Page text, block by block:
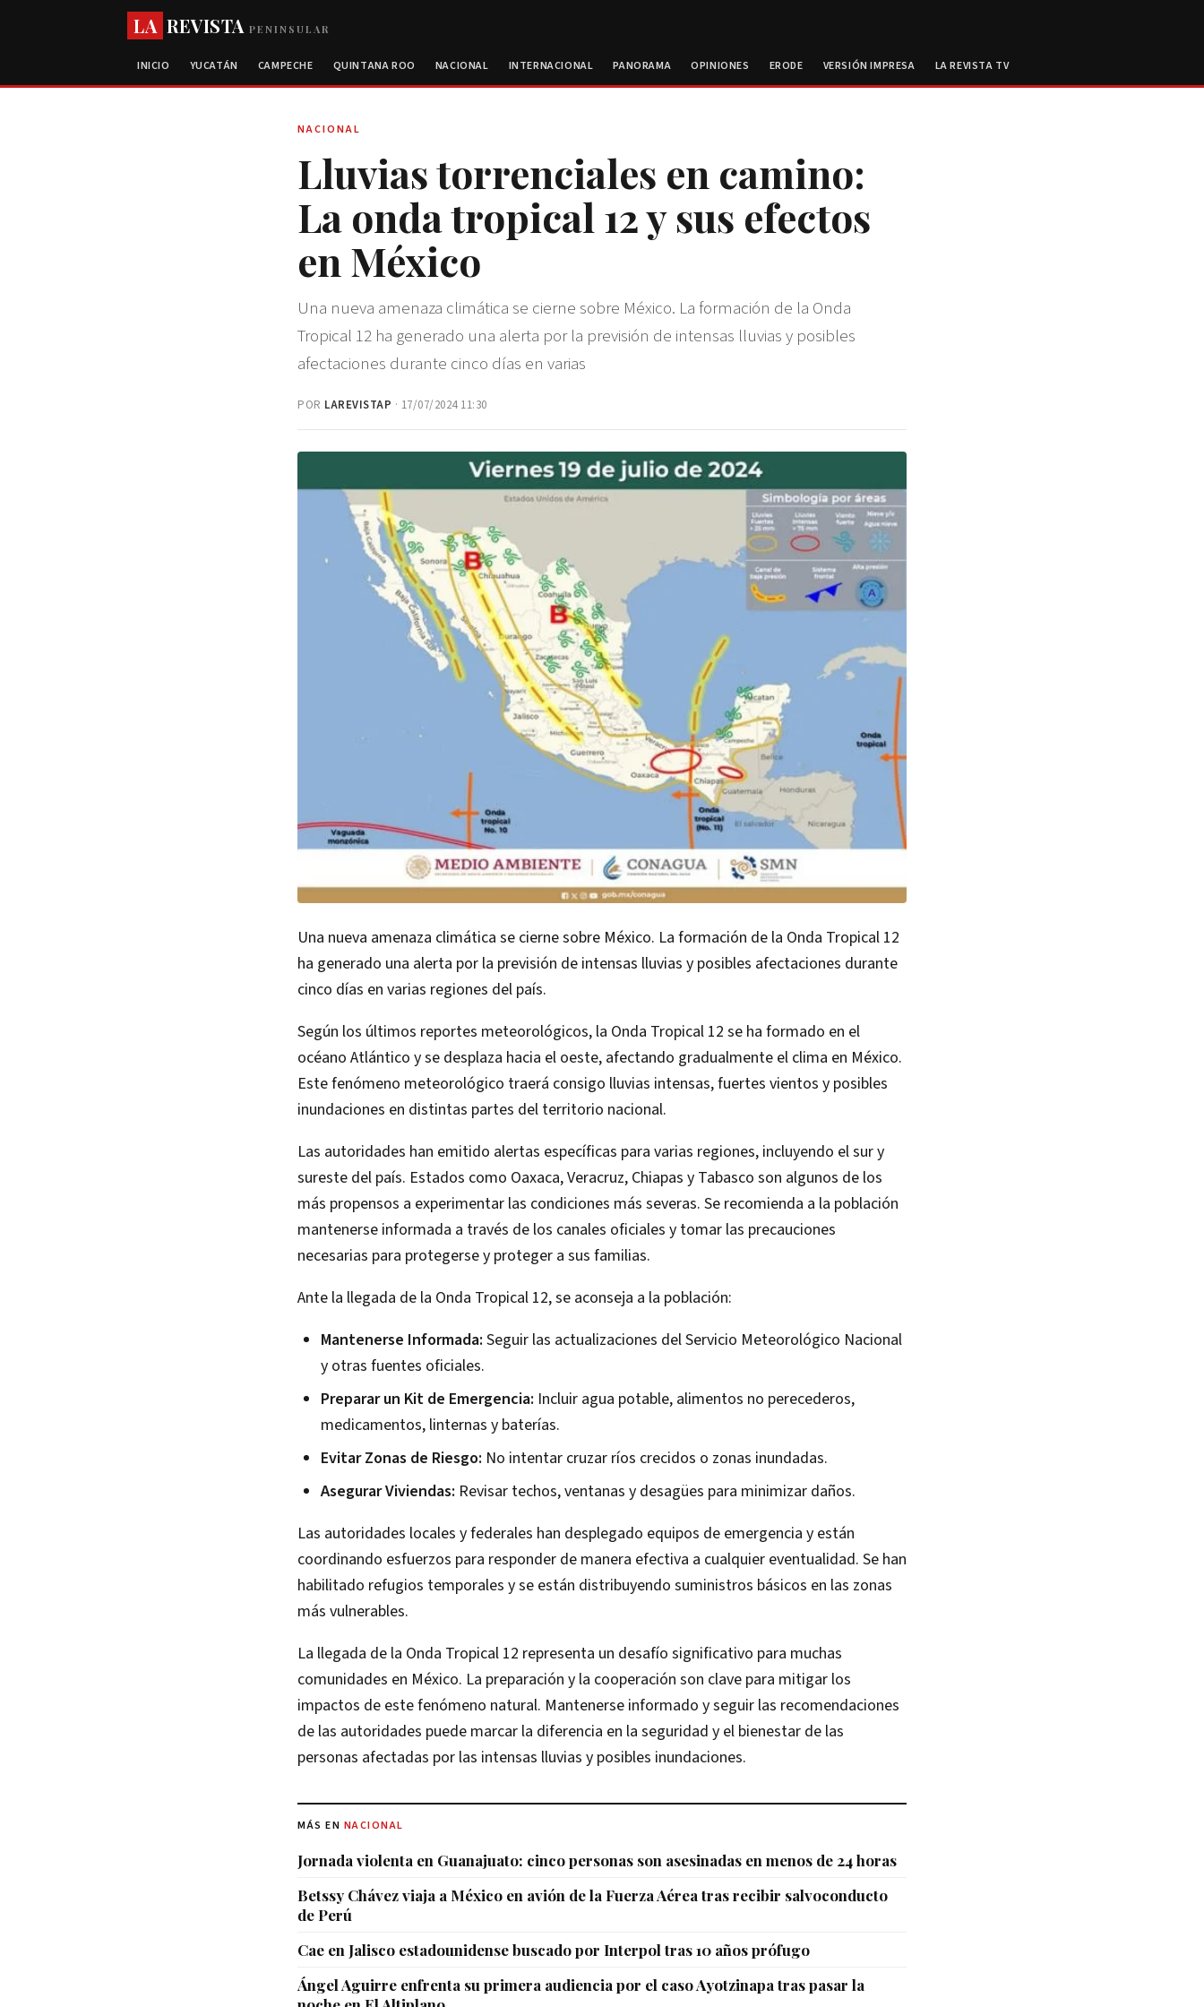
LA REVISTAPENINSULAR
INICIO YUCATÁN CAMPECHE QUINTANA ROO NACIONAL INTERNACIONAL PANORAMA OPINIONES ERODE VERSIÓN IMPRESA LA REVISTA TV
NACIONAL
Lluvias torrenciales en camino:
La onda tropical 12 y sus efectos
en México
Una nueva amenaza climática se cierne sobre México. La formación de la Onda
Tropical 12 ha generado una alerta por la previsión de intensas lluvias y posibles
afectaciones durante cinco días en varias
POR LAREVISTAP · 17/07/2024 11:30
Una nueva amenaza climática se cierne sobre México. La formación de la Onda Tropical 12
ha generado una alerta por la previsión de intensas lluvias y posibles afectaciones durante
cinco días en varias regiones del país.
Según los últimos reportes meteorológicos, la Onda Tropical 12 se ha formado en el
océano Atlántico y se desplaza hacia el oeste, afectando gradualmente el clima en México.
Este fenómeno meteorológico traerá consigo lluvias intensas, fuertes vientos y posibles
inundaciones en distintas partes del territorio nacional.
Las autoridades han emitido alertas específicas para varias regiones, incluyendo el sur y
sureste del país. Estados como Oaxaca, Veracruz, Chiapas y Tabasco son algunos de los
más propensos a experimentar las condiciones más severas. Se recomienda a la población
mantenerse informada a través de los canales oficiales y tomar las precauciones
necesarias para protegerse y proteger a sus familias.
Ante la llegada de la Onda Tropical 12, se aconseja a la población:
Mantenerse Informada: Seguir las actualizaciones del Servicio Meteorológico Nacional
y otras fuentes oficiales.
Preparar un Kit de Emergencia: Incluir agua potable, alimentos no perecederos,
medicamentos, linternas y baterías.
Evitar Zonas de Riesgo: No intentar cruzar ríos crecidos o zonas inundadas.
Asegurar Viviendas: Revisar techos, ventanas y desagües para minimizar daños.
Las autoridades locales y federales han desplegado equipos de emergencia y están
coordinando esfuerzos para responder de manera efectiva a cualquier eventualidad. Se han
habilitado refugios temporales y se están distribuyendo suministros básicos en las zonas
más vulnerables.
La llegada de la Onda Tropical 12 representa un desafío significativo para muchas
comunidades en México. La preparación y la cooperación son clave para mitigar los
impactos de este fenómeno natural. Mantenerse informado y seguir las recomendaciones
de las autoridades puede marcar la diferencia en la seguridad y el bienestar de las
personas afectadas por las intensas lluvias y posibles inundaciones.
MÁS EN NACIONAL
Jornada violenta en Guanajuato: cinco personas son asesinadas en menos de 24 horas
Betssy Chávez viaja a México en avión de la Fuerza Aérea tras recibir salvoconducto
de Perú
Cae en Jalisco estadounidense buscado por Interpol tras 10 años prófugo
Ángel Aguirre enfrenta su primera audiencia por el caso Ayotzinapa tras pasar la